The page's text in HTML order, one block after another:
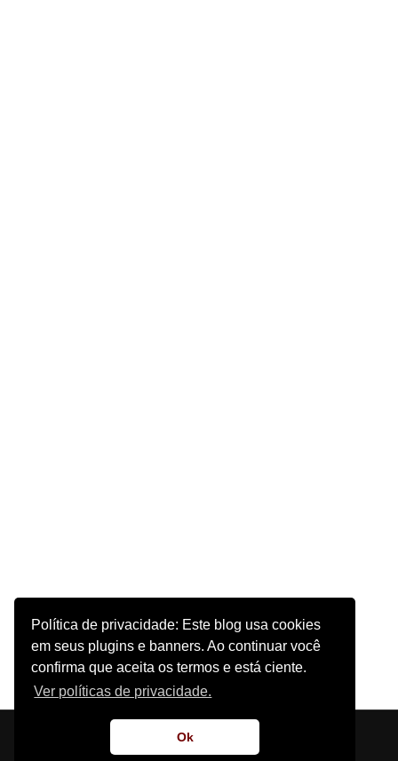
Política de privacidade: Este blog usa cookies
em seus plugins e banners. Ao continuar você
confirma que aceita os termos e está ciente.
Ver políticas de privacidade.
Ok
Sobre o Site